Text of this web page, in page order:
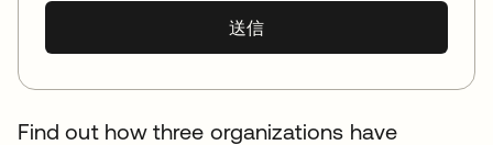
送信
Find out how three organizations have